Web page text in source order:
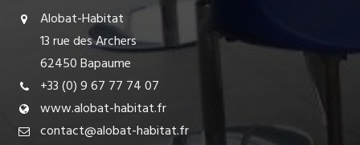
Alobat-Habitat
13 rue des Archers
62450 Bapaume
+33 (0) 9 67 77 74 07
www.alobat-habitat.fr
contact@alobat-habitat.fr